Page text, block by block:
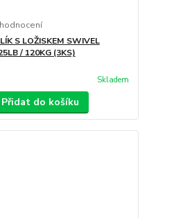
S LOŽISKEM SWIVEL
/ 120KG (3KS)
Skladem
Přidat do košíku